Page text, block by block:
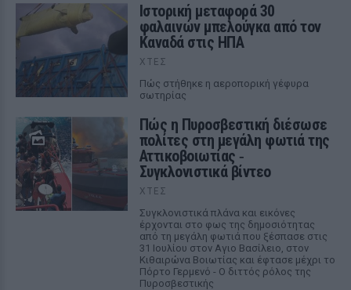
Ιστορική μεταφορά 30
φαλαινών μπελούγκα από τον
Καναδά στις ΗΠΑ
ΧΤΕΣ
Πώς στήθηκε η αεροπορική γέφυρα
σωτηρίας
Πώς η Πυροσβεστική διέσωσε
πολίτες στη μεγάλη φωτιά της
Αττικοβοιωτίας ‑
Συγκλονιστικά βίντεο
ΧΤΕΣ
Συγκλονιστικά πλάνα και εικόνες
έρχονται στο φως της δημοσιότητας
από τη μεγάλη φωτιά που ξέσπασε στις
31 Ιουλίου στον Αγιο Βασίλειο, στον
Κιθαιρώνα Βοιωτίας και έφτασε μέχρι το
Πόρτο Γερμενό - Ο διττός ρόλος της
Πυροσβεστικής